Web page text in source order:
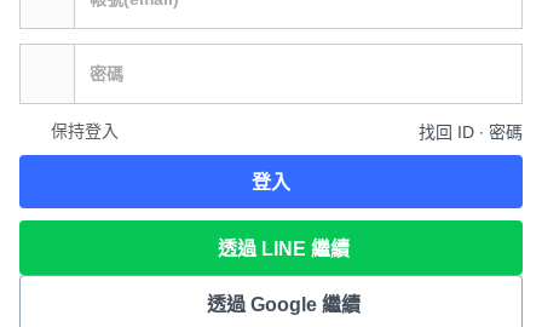
保持登入 找回 ID ∙ 密碼
登入
透過 LINE 繼續
透過 Google 繼續